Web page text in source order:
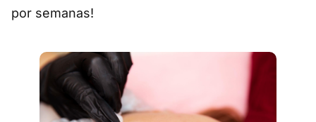
por semanas!